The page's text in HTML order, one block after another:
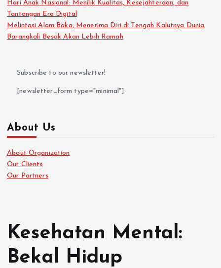
Hari Anak Nasional: Menilik Kualitas, Kesejahteraan, dan
Tantangan Era Digital
Melintasi Alam Baka, Menerima Diri di Tengah Kalutnya Dunia
Barangkali Besok Akan Lebih Ramah
Subscribe to our newsletter!
[newsletter_form type="minimal"]
About Us
About Organization
Our Clients
Our Partners
Kesehatan Mental:
Bekal Hidup